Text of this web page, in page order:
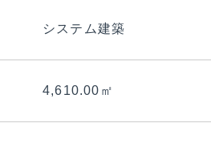
システム建築
4,610.00㎡